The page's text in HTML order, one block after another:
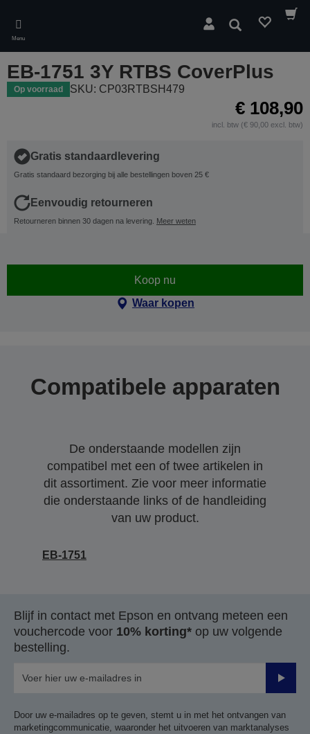
main
content
Menu
Zoeken
EB-1751 3Y RTBS CoverPlus
Op voorraad SKU: CP03RTBSH479
€ 108,90
incl. btw (€ 90,00 excl. btw)
Gratis standaardlevering
Gratis standaard bezorging bij alle bestellingen boven 25 €
Eenvoudig retourneren
Retourneren binnen 30 dagen na levering. Meer weten
Koop nu
Waar kopen
Compatibele apparaten
De onderstaande modellen zijn
compatibel met een of twee artikelen in
dit assortiment. Zie voor meer informatie
die onderstaande links of de handleiding
van uw product.
EB-1751
Blijf in contact met Epson en ontvang meteen een
vouchercode voor 10% korting* op uw volgende
bestelling.
Door uw e-mailadres op te geven, stemt u in met het ontvangen van
marketingcommunicatie, waaronder het uitvoeren van marktanalyses